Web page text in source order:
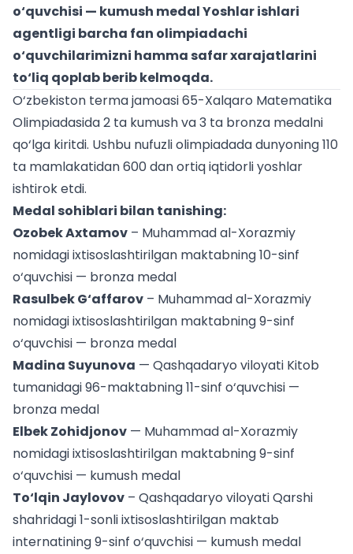
o‘quvchisi — kumush medal Yoshlar ishlari
agentligi barcha fan olimpiadachi
o‘quvchilarimizni hamma safar xarajatlarini
to‘liq qoplab berib kelmoqda.
O‘zbekiston terma jamoasi 65-Xalqaro Matematika
Olimpiadasida 2 ta kumush va 3 ta bronza medalni
qo‘lga kiritdi. Ushbu nufuzli olimpiadada dunyoning 110
ta mamlakatidan 600 dan ortiq iqtidorli yoshlar
ishtirok etdi.
Medal sohiblari bilan tanishing:
Ozobek Axtamov – Muhammad al-Xorazmiy
nomidagi ixtisoslashtirilgan maktabning 10-sinf
o‘quvchisi — bronza medal
Rasulbek G‘affarov – Muhammad al-Xorazmiy
nomidagi ixtisoslashtirilgan maktabning 9-sinf
o‘quvchisi — bronza medal
Madina Suyunova — Qashqadaryo viloyati Kitob
tumanidagi 96-maktabning 11-sinf o‘quvchisi —
bronza medal
Elbek Zohidjonov — Muhammad al-Xorazmiy
nomidagi ixtisoslashtirilgan maktabning 9-sinf
o‘quvchisi — kumush medal
To‘lqin Jaylovov – Qashqadaryo viloyati Qarshi
shahridagi 1-sonli ixtisoslashtirilgan maktab
internatining 9-sinf o‘quvchisi — kumush medal